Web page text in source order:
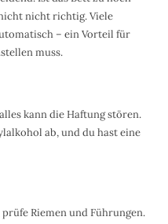
nicht richtig. Viele
– ein Vorteil für
muss.
kann die Haftung stören.
ab, und du hast eine
Riemen und Führungen.